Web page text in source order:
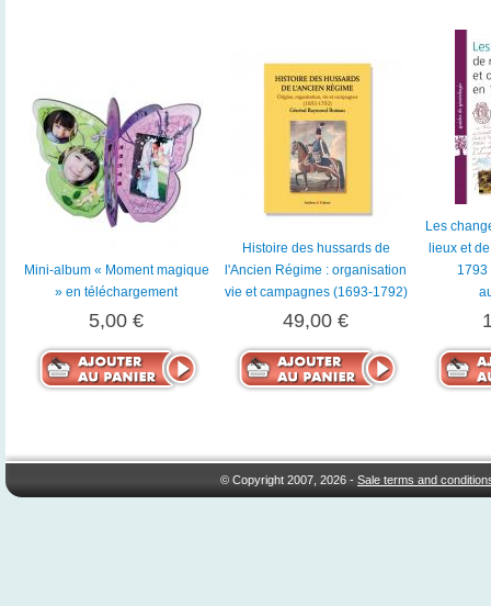
Mini-album « Moment magique
» en téléchargement
5,00 €
Histoire des hussards de
l'Ancien Régime : organisation
vie et campagnes (1693-1792)
49,00 €
Les
lieux et
1793
© Copyright 2007, 2026 -Sale terms and